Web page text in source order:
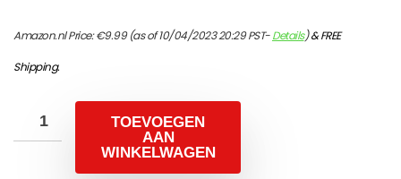
Amazon.nl Price:€9.99(as of 10/04/2023 20:29 PST-Details)&FREE
Shipping.
TOEVOEGEN
AAN
WINKELWAGEN